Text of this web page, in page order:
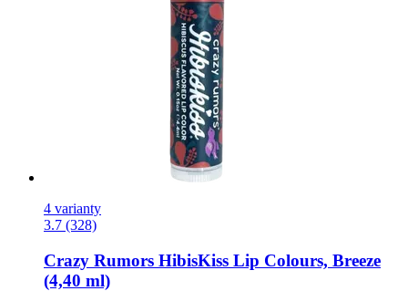
4 varianty
3.7 (328)
Crazy Rumors HibisKiss Lip Colours, Breeze
(4,40 ml)